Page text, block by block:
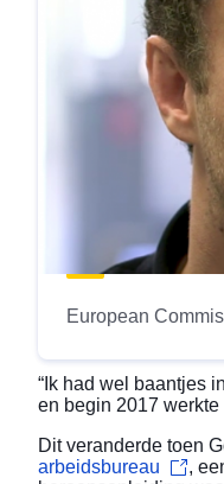
European
“Ik had wel baantjes
en begin 2017
Dit veranderde toen
arbeidsbureau
,